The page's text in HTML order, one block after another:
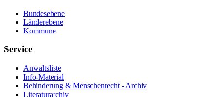
Bundesebene
Länderebene
Kommune
Service
Anwaltsliste
Info-Material
Behinderung & Menschenrecht - Archiv
Literaturarchiv